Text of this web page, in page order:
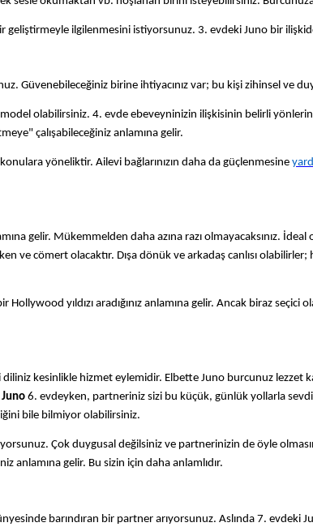
geliştirmeyle ilgilenmesini istiyorsunuz. 3. evdeki Juno bir
Güvenebileceğiniz birine ihtiyacınız var; bu kişi zihinsel ve
olabilirsiniz. 4. evde ebeveyninizin ilişkisinin belirli
çalışabileceğiniz anlamına gelir.
yöneliktir. Ailevi bağlarınızın daha da güçlenmesine
gelir. Mükemmelden daha azına razı olmayacaksınız.
ve cömert olacaktır. Dışa dönük ve arkadaş canlısı olabilirler;
Hollywood yıldızı aradığınız anlamına gelir. Ancak biraz
kesinlikle hizmet eylemidir. Elbette Juno burcunuz lezzet
6. evdeyken, partneriniz sizi bu küçük, günlük yollarla
bile bilmiyor olabilirsiniz.
Çok duygusal değilsiniz ve partnerinizin de öyle
anlamına gelir. Bu sizin için daha anlamlıdır.
barındıran bir partner arıyorsunuz. Aslında 7. evdeki